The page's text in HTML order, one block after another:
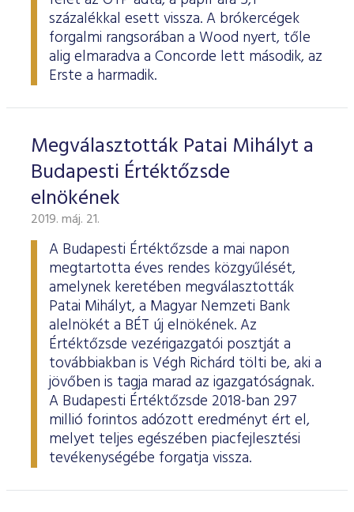
százalékkal esett vissza. A brókercégek
forgalmi rangsorában a Wood nyert, tőle
alig elmaradva a Concorde lett második, az
Erste a harmadik.
Megválasztották Patai Mihályt a
Budapesti Értéktőzsde
elnökének
2019. máj. 21.
A Budapesti Értéktőzsde a mai napon
megtartotta éves rendes közgyűlését,
amelynek keretében megválasztották
Patai Mihályt, a Magyar Nemzeti Bank
alelnökét a BÉT új elnökének. Az
Értéktőzsde vezérigazgatói posztját a
továbbiakban is Végh Richárd tölti be, aki a
jövőben is tagja marad az igazgatóságnak.
A Budapesti Értéktőzsde 2018-ban 297
millió forintos adózott eredményt ért el,
melyet teljes egészében piacfejlesztési
tevékenységébe forgatja vissza.